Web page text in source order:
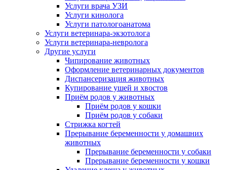
Услуги врача УЗИ
Услуги кинолога
Услуги патологоанатома
Услуги ветеринара-экзотолога
Услуги ветеринара-невролога
Другие услуги
Чипирование животных
Оформление ветеринарных документов
Диспансеризация животных
Купирование ушей и хвостов
Приём родов у животных
Приём родов у кошки
Приём родов у собаки
Стрижка когтей
Прерывание беременности у домашних
животных
Прерывание беременности у собаки
Прерывание беременности у кошки